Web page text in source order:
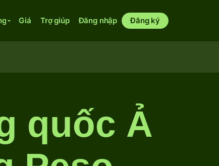
Giá Trợ giúp Đăng nhập Đăng ký
quốc Ả